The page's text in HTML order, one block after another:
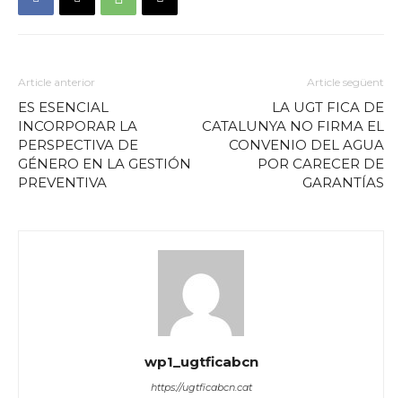
Article anterior
ES ESENCIAL
INCORPORAR LA
PERSPECTIVA DE
GÉNERO EN LA GESTIÓN
PREVENTIVA
Article següent
LA UGT FICA DE
CATALUNYA NO FIRMA EL
CONVENIO DEL AGUA
POR CARECER DE
GARANTÍAS
wp1_ugtficabcn
https://ugtficabcn.cat